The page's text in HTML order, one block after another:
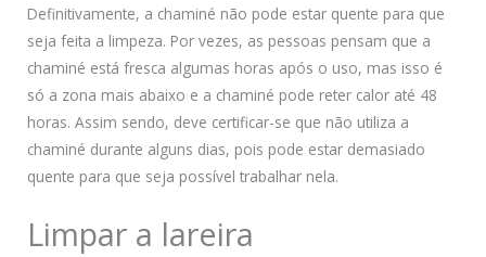
Definitivamente, a chaminé não pode estar quente para que
seja feita a limpeza. Por vezes, as pessoas pensam que a
chaminé está fresca algumas horas após o uso, mas isso é
só a zona mais abaixo e a chaminé pode reter calor até 48
horas. Assim sendo, deve certificar-se que não utiliza a
chaminé durante alguns dias, pois pode estar demasiado
quente para que seja possível trabalhar nela.
Limpar a lareira